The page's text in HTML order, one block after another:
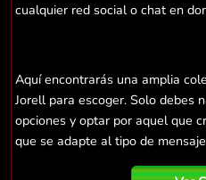
cualquier red social o chat en
Aquí encontrarás una amplia
Jorell para escoger. Solo debes
opciones y optar por aquel que
que se adapte al tipo de